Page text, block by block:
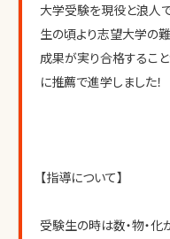
大学受験を現役と浪人
生の頃より志望大学の
成果が実り合格するこ
に推薦で進学しました！
【指導について】
受験生の時は数・物・化